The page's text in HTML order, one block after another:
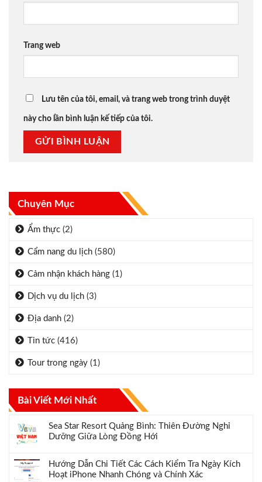
Chuyên Mục
Ẩm thực (2)
Cẩm nang du lịch (580)
Cảm nhận khách hàng (1)
Dịch vụ du lịch (3)
Địa danh (2)
Tin tức (416)
Tour trong ngày (1)
Bài Viết Mới Nhất
Sea Star Resort Quảng Bình: Thiên Đường Nghỉ
Dưỡng Giữa Lòng Đồng Hới
Hướng Dẫn Chi Tiết Các Cách Kiểm Tra Ngày Kích
Hoạt iPhone Nhanh Chóng và Chính Xác
Trang web
Lưu tên của tôi, email, và trang web trong trình duyệt
này cho lần bình luận kế tiếp của tôi.